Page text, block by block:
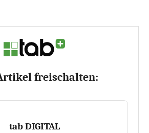
freischalten:
tab DIGITAL